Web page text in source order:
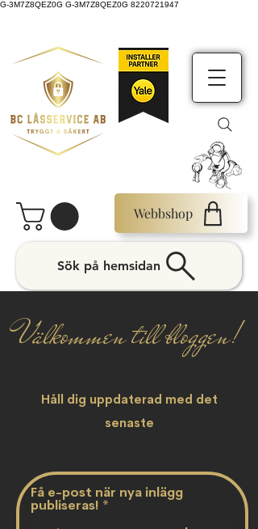
G-3M7Z8QEZ0G G-3M7Z8QEZ0G 8220721947
Webbshop
Sök på hemsidan
Välkommen till bloggen!
Håll dig uppdaterad med det
senaste
Få e-post när nya inlägg
publiseras!